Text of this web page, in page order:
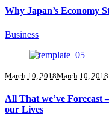
Why Japan’s Economy
Business
March 10, 2018March 10, 2018
All That we’ve Forecast
our Lives